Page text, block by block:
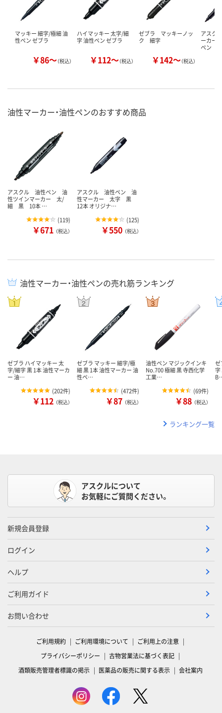
マッキー 細字/極細 油
性ペン ゼブラ
￥86～（税込）
ハイマッキー 太字/細
字 油性ペン ゼブラ
￥112～（税込）
ゼブラ マッキーノッ
ク 細字
￥142～（税込）
アスク
ーカー
ペン
油性マーカー・油性ペンのおすすめ商品
アスクル 油性ペン 油
性ツインマーカー 太/
細 黒 10本 …
(119)
￥671 （税込）
アスクル 油性ペン 油
性マーカー 太字 黒
12本 オリジナ…
(125)
￥550 （税込）
油性マーカー・油性ペンの売れ筋ランキング
ゼブラ ハイマッキー 太
字/細字 黒 1本 油性マーカ
ー 油…
(202件)
￥112 （税込）
ゼブラ マッキー 細字/極
細 黒 1本 油性マーカー 油
性ペ…
(472件)
￥87 （税込）
油性ペン マジックインキ
No.700 極細 黒 寺西化学
工業…
(69件)
￥88 （税込）
ゼ
字
ランキング一覧
アスクルについて
お気軽にご質問ください。
新規会員登録
ログイン
ヘルプ
ご利用ガイド
お問い合わせ
ご利用規約 ご利用環境について
ご利用上の注意
プライバシーポリシー
古物営業法に基づく表記
酒類販売管理者標識の掲示
医薬品の販売に関する表示 会社案内